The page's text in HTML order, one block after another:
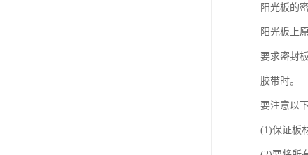
阳光板的
阳光板上
要求密封
胶带时。
要注意以
(1)保证板